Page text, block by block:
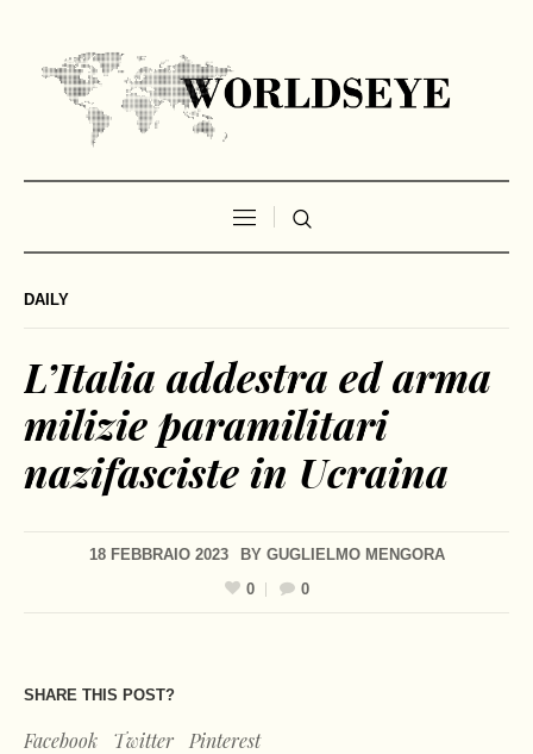
DAILY
L’Italia addestra ed arma
milizie paramilitari
nazifasciste in Ucraina
18 FEBBRAIO 2023 BY GUGLIELMO MENGORA
0
0
SHARE THIS POST?
Facebook Twitter Pinterest